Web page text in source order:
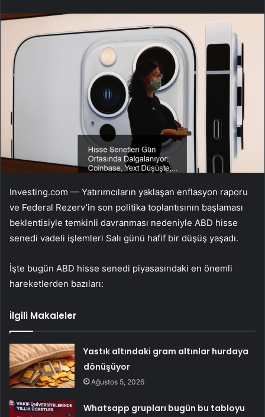
Investing.com — Yatırımcıların yaklaşan enflasyon raporu
ve Federal Rezerv’in son politika toplantısının başlaması
beklentisiyle temkinli davranması nedeniyle ABD hisse
senedi vadeli işlemleri Salı günü hafif bir düşüş yaşadı.
İşte bugün ABD hisse senedi piyasasındaki en önemli
hareketlerden bazıları:
İlgili Makaleler
Yastık altındaki gram altınlar hurdaya
dönüşüyor
Ağustos 5, 2026
Whatsapp grupları bugün bu tabloyu